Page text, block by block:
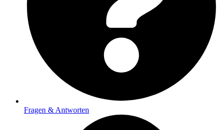
Fragen & Antworten